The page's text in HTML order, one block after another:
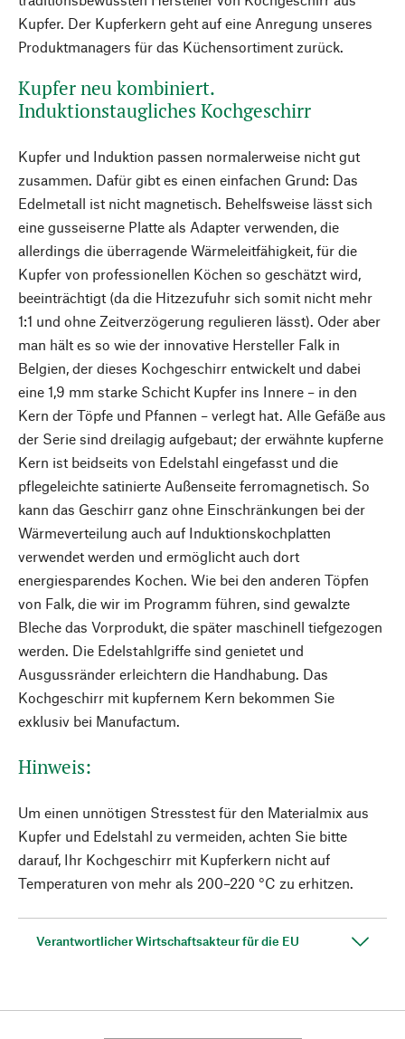
Kupfer. Der Kupferkern geht auf eine Anregung unseres
Produktmanagers für das Küchensortiment zurück.
Kupfer neu kombiniert.
Induktionstaugliches Kochgeschirr
Kupfer und Induktion passen normalerweise nicht gut
zusammen. Dafür gibt es einen einfachen Grund: Das
Edelmetall ist nicht magnetisch. Behelfsweise lässt sich
eine gusseiserne Platte als Adapter verwenden, die
allerdings die überragende Wärmeleitfähigkeit, für die
Kupfer von professionellen Köchen so geschätzt wird,
beeinträchtigt (da die Hitzezufuhr sich somit nicht mehr
1:1 und ohne Zeitverzögerung regulieren lässt). Oder aber
man hält es so wie der innovative Hersteller Falk in
Belgien, der dieses Kochgeschirr entwickelt und dabei
eine 1,9 mm starke Schicht Kupfer ins Innere – in den
Kern der Töpfe und Pfannen – verlegt hat. Alle Gefäße aus
der Serie sind dreilagig aufgebaut; der erwähnte kupferne
Kern ist beidseits von Edelstahl eingefasst und die
pflegeleichte satinierte Außenseite ferromagnetisch. So
kann das Geschirr ganz ohne Einschränkungen bei der
Wärmeverteilung auch auf Induktionskochplatten
verwendet werden und ermöglicht auch dort
energiesparendes Kochen. Wie bei den anderen Töpfen
von Falk, die wir im Programm führen, sind gewalzte
Bleche das Vorprodukt, die später maschinell tiefgezogen
werden. Die Edelstahlgriffe sind genietet und
Ausgussränder erleichtern die Handhabung. Das
Kochgeschirr mit kupfernem Kern bekommen Sie
exklusiv bei Manufactum.
Hinweis:
Um einen unnötigen Stresstest für den Materialmix aus
Kupfer und Edelstahl zu vermeiden, achten Sie bitte
darauf, Ihr Kochgeschirr mit Kupferkern nicht auf
Temperaturen von mehr als 200–220 °C zu erhitzen.
Verantwortlicher Wirtschaftsakteur für die EU